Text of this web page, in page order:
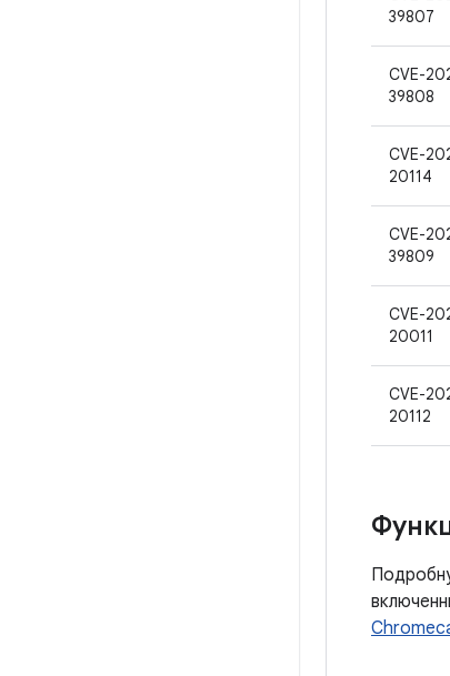
39807
CVE-
39808
CVE-
20114
CVE-
39809
CVE-
20011
CVE-
20112